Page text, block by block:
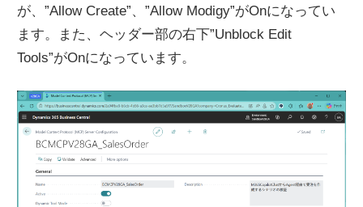
が、”Allow Create”、”Allow Modigy”がOnになってい
ます。また、ヘッダー部の右下”Unblock Edit
Tools”がOnになっています。